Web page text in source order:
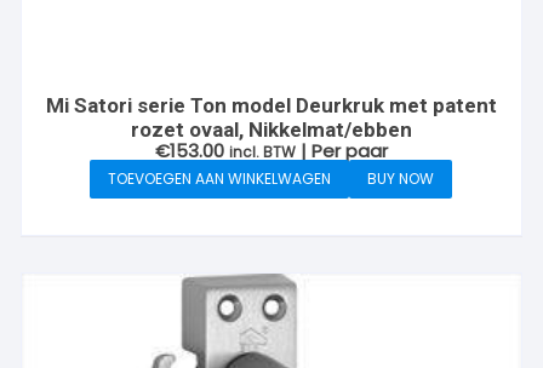
Mi Satori serie Ton model Deurkruk met patent
rozet ovaal, Nikkelmat/ebben
€153.00 incl. BTW | Per paar
TOEVOEGEN AAN WINKELWAGEN BUY NOW